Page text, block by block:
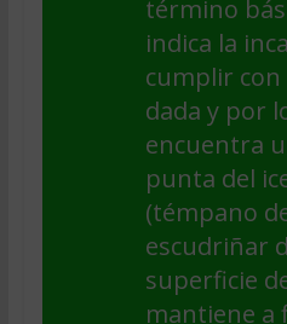
término
indica la
cumplir con
dada y por
encuentra
punta del
(témpano
escudriñar
superficie
mantiene a